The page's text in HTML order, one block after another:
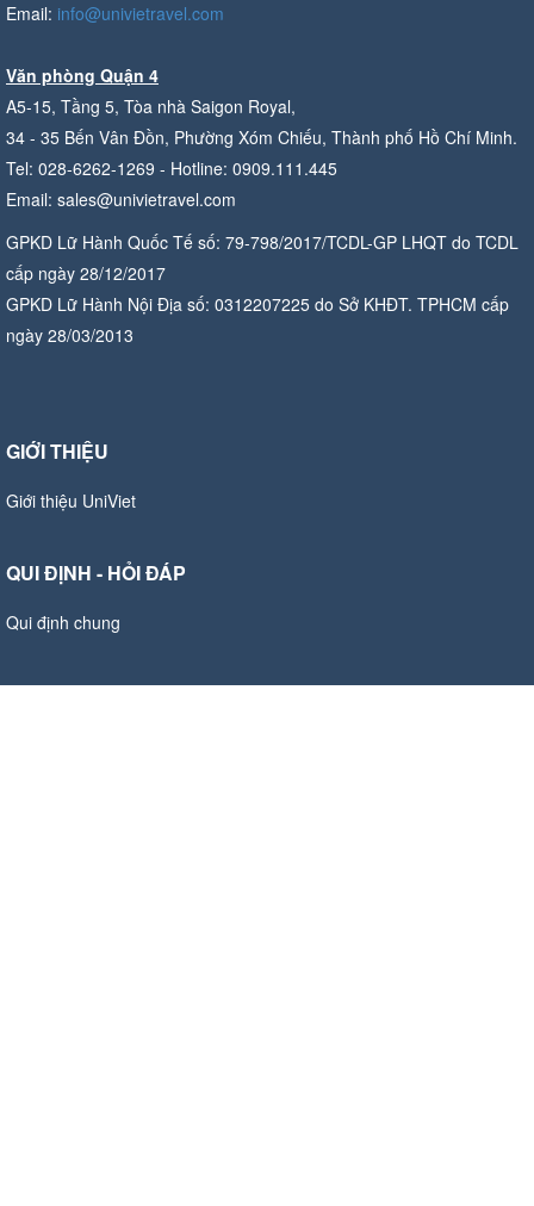
Email: info@univietravel.com
Văn phòng Quận 4
A5-15, Tầng 5, Tòa nhà Saigon Royal,
34 - 35 Bến Vân Đồn, Phường Xóm Chiếu, Thành phố Hồ Chí Minh.
Tel: 028-6262-1269 - Hotline: 0909.111.445
Email: sales@univietravel.com
GPKD Lữ Hành Quốc Tế số: 79-798/2017/TCDL-GP LHQT do TCDL
cấp ngày 28/12/2017
GPKD Lữ Hành Nội Địa số: 0312207225 do Sở KHĐT. TPHCM cấp
ngày 28/03/2013
GIỚI THIỆU
Giới thiệu UniViet
QUI ĐỊNH - HỎI ĐÁP
Qui định chung